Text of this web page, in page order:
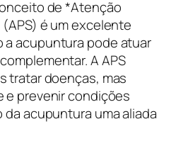
de *Atenção
(APS) é um excelente
a acupuntura pode atuar
A APS
tratar doenças, mas
e prevenir condições
acupuntura uma aliada